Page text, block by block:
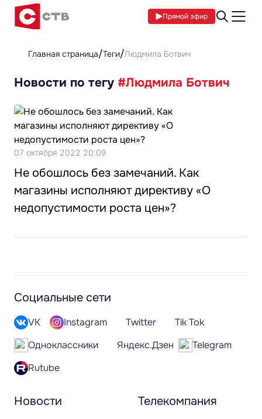
Прямой эфир
Главная страница Теги Людмила Ботвич
Новости по тегу #Людмила Ботвич
07 октября 2022 20:09
Не обошлось без замечаний. Как
магазины исполняют директиву «О
недопустимости роста цен»?
Новости Телекомпания
Социальные сети
VK Instagram Twitter
Tik Tok
Одноклассники
Яндекс.Дзен
Telegram
Rutube